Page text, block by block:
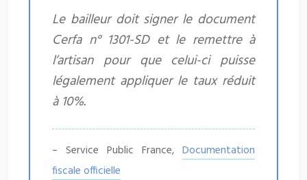
Le bailleur doit signer le document
Cerfa n° 1301-SD et le remettre à
l’artisan pour que celui-ci puisse
légalement appliquer le taux réduit
à 10%.
– Service Public France, Documentation
fiscale officielle